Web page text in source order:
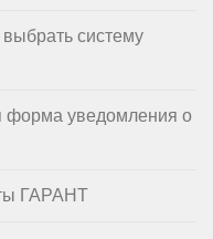
систему
форма уведомления о
ГАРАНТ